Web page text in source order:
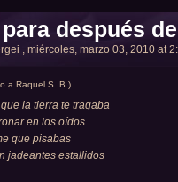
después
, miércoles, marzo 03, 2010 at
a Raquel S. B.)
la tierra te tragaba
en los oídos
que pisabas
jadeantes estallidos